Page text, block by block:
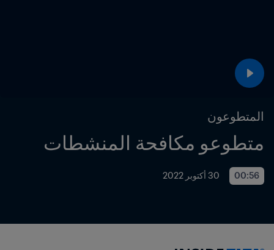
المتطوعون
متطوعو مكافحة المنشطات
00:56 30 أكتوبر 2022